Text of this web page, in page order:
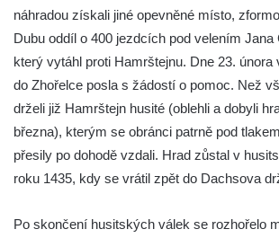
náhradou získali jiné opevněné místo,
Dubu oddíl o 400 jezdcích pod velením Jana
který vytáhl proti Hamrštejnu. Dne 23. února
do Zhořelce posla s žádostí o pomoc. Než
drželi již Hamrštejn husité (oblehli a dobyli
března), kterým se obránci patrně pod
přesily po dohodě vzdali. Hrad zůstal v
roku 1435, kdy se vrátil zpět do Dachsova
Po skončení husitských válek se rozhořelo